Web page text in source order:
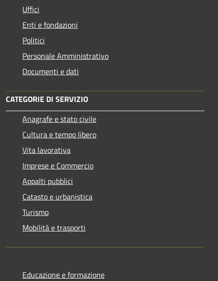
Uffici
Enti e fondazioni
Politici
Personale Amministrativo
Documenti e dati
CATEGORIE DI SERVIZIO
Anagrafe e stato civile
Cultura e tempo libero
Vita lavorativa
Imprese e Commercio
Appalti pubblici
Catasto e urbanistica
Turismo
Mobilità e trasporti
Educazione e formazione